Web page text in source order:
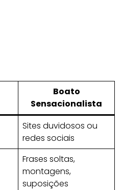
Boato
Sensacionalista
Sites duvidosos ou
redes sociais
Frases soltas,
montagens,
suposições